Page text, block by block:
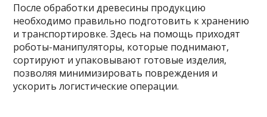
После обработки древесины продукцию
необходимо правильно подготовить к хранению
и транспортировке. Здесь на помощь приходят
роботы-манипуляторы, которые поднимают,
сортируют и упаковывают готовые изделия,
позволяя минимизировать повреждения и
ускорить логистические операции.